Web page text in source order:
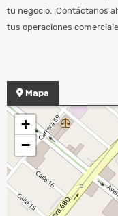
tu negocio. ¡Contáctanos
tus operaciones
Mapa
+
−